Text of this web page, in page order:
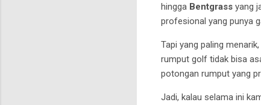
hingga Bentgrass yang
profesional yang punya
Tapi yang paling
rumput golf tidak bisa
potongan rumput yang
Jadi, kalau selama ini